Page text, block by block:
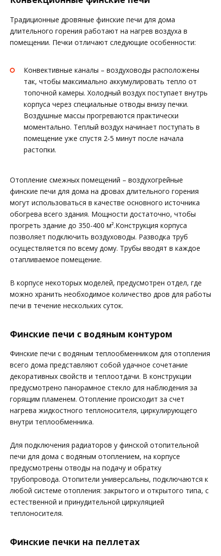
Традиционные дровяные финские печи для дома
длительного горения работают на нагрев воздуха в
помещении. Печки отличают следующие особенности:
Конвективные каналы – воздуховоды расположены
так, чтобы максимально аккумулировать тепло от
топочной камеры. Холодный воздух поступает внутрь
корпуса через специальные отводы внизу печки.
Воздушные массы прогреваются практически
моментально. Теплый воздух начинает поступать в
помещение уже спустя 2-5 минут после начала
растопки.
Отопление смежных помещений – воздухогрейные
финские печи для дома на дровах длительного горения
могут использоваться в качестве основного источника
обогрева всего здания. Мощности достаточно, чтобы
прогреть здание до 350-400 м².Конструкция корпуса
позволяет подключить воздуховоды. Разводка труб
осуществляется по всему дому. Трубы вводят в каждое
отапливаемое помещение.
В корпусе некоторых моделей, предусмотрен отдел, где
можно хранить необходимое количество дров для работы
печи в течение нескольких суток.
Финские печи с водяным контуром
Финские печи с водяным теплообменником для отопления
всего дома представляют собой удачное сочетание
декоративных свойств и теплоотдачи. В конструкции
предусмотрено панорамное стекло для наблюдения за
горящим пламенем. Отопление происходит за счет
нагрева жидкостного теплоносителя, циркулирующего
внутри теплообменника.
Для подключения радиаторов у финской отопительной
печи для дома с водяным отоплением, на корпусе
предусмотрены отводы на подачу и обратку
трубопровода. Отопители универсальны, подключаются к
любой системе отопления: закрытого и открытого типа, с
естественной и принудительной циркуляцией
теплоносителя.
Финские печки на пеллетах